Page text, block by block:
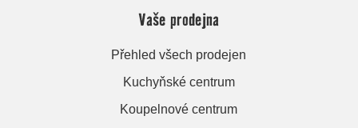
Vaše prodejna
Přehled všech prodejen
Kuchyňské centrum
Koupelnové centrum